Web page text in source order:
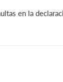
en la